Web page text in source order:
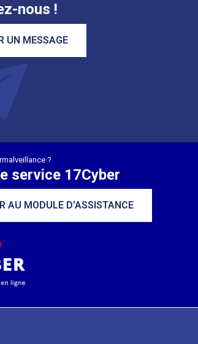
nous !
UN MESSAGE
?
service 17Cyber
AU MODULE D'ASSISTANCE